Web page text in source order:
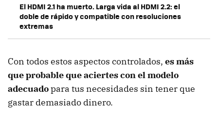
El HDMI 2.1 ha muerto. Larga vida al HDMI 2.2: el
doble de rápido y compatible con resoluciones
extremas
Con todos estos aspectos controlados, es más
que probable que aciertes con el modelo
adecuadopara tus necesidades sin tener que
gastar demasiado dinero.